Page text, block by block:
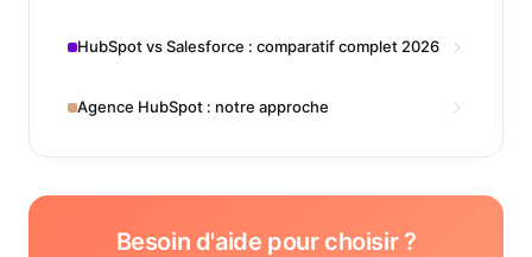
HubSpot vs Salesforce : comparatif complet 2026
Agence HubSpot : notre approche
Besoin d'aide pour choisir ?